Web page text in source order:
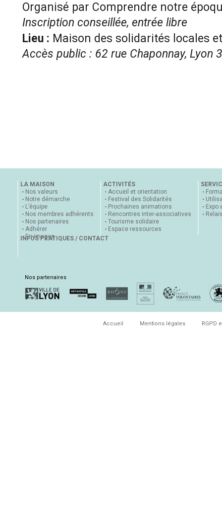
Organisé par Comprendre notre
Inscription conseillée, entrée libre
Lieu : Maison des solidarités locales
Accès public : 62 rue Chaponnay, Lyon
LA MAISON
Nos valeurs
Notre démarche
L’équipe
Nos membres adhérents
Nos partenaires
Adhérer
En images
ACTIVITÉS
Accueil et orientation
Festival des Solidarités
Prochaines animations
Rencontres inter-associatives
Tourisme solidaire
Espace ressources
Expo
INFOS PRATIQUES / CONTACT
Nos partenaires
Accueil Mentions légales RGPD